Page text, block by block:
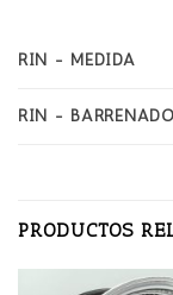
RIN - MEDIDA
RIN - BARRENADO
PRODUCTOS